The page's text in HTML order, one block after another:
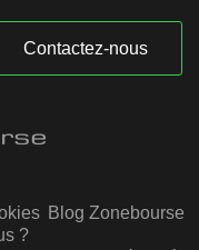
Contactez-nous
Blog Zonebourse
?